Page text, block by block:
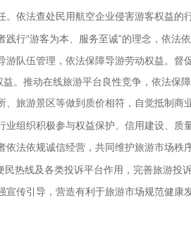
依法查处民用航空企业侵害游客权益的
践行“游客为本、服务至诚”的理念，依法
队伍管理，依法保障导游劳动权益。督
。推动在线旅游平台良性竞争，依法保
旅游景区等做到质价相符，自觉抵制商业
业组织积极参与权益保护、信用建设、
法依规诚信经营，共同维护旅游市场秩序
民热线及各类投诉平台作用，完善旅游投
传引导，营造有利于旅游市场规范健康